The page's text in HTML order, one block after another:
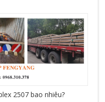
2507 bao nhiêu?